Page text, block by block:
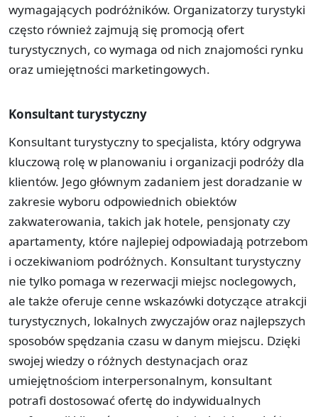
wymagających podróżników. Organizatorzy turystyki
często również zajmują się promocją ofert
turystycznych, co wymaga od nich znajomości rynku
oraz umiejętności marketingowych.
Konsultant turystyczny
Konsultant turystyczny to specjalista, który odgrywa
kluczową rolę w planowaniu i organizacji podróży dla
klientów. Jego głównym zadaniem jest doradzanie w
zakresie wyboru odpowiednich obiektów
zakwaterowania, takich jak hotele, pensjonaty czy
apartamenty, które najlepiej odpowiadają potrzebom
i oczekiwaniom podróżnych. Konsultant turystyczny
nie tylko pomaga w rezerwacji miejsc noclegowych,
ale także oferuje cenne wskazówki dotyczące atrakcji
turystycznych, lokalnych zwyczajów oraz najlepszych
sposobów spędzania czasu w danym miejscu. Dzięki
swojej wiedzy o różnych destynacjach oraz
umiejętnościom interpersonalnym, konsultant
potrafi dostosować ofertę do indywidualnych